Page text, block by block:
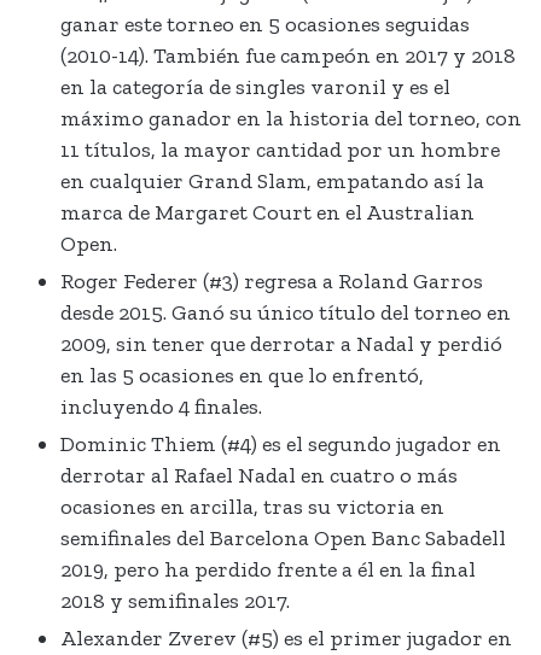
ganar este torneo en 5 ocasiones seguidas
(2010-14). También fue campeón en 2017 y 2018
en la categoría de singles varonil y es el
máximo ganador en la historia del torneo, con
11 títulos, la mayor cantidad por un hombre
en cualquier Grand Slam, empatando así la
marca de Margaret Court en el Australian
Open.
Roger Federer (#3) regresa a Roland Garros
desde 2015. Ganó su único título del torneo en
2009, sin tener que derrotar a Nadal y perdió
en las 5 ocasiones en que lo enfrentó,
incluyendo 4 finales.
Dominic Thiem (#4) es el segundo jugador en
derrotar al Rafael Nadal en cuatro o más
ocasiones en arcilla, tras su victoria en
semifinales del Barcelona Open Banc Sabadell
2019, pero ha perdido frente a él en la final
2018 y semifinales 2017.
Alexander Zverev (#5) es el primer jugador en